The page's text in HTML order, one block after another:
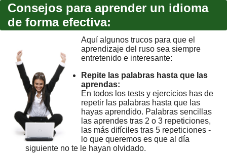
Consejos para aprender un idioma
de forma efectiva:
Aquí algunos trucos para que el
aprendizaje del ruso sea siempre
entretenido e interesante:
Repite las palabras hasta que las
aprendas:
En todos los tests y ejercicios has de
repetir las palabras hasta que las
hayas aprendido. Palabras sencillas
las aprendes tras 2 o 3 repeticiones,
las más difíciles tras 5 repeticiones -
lo que queremos es que al día
siguiente no te le hayan olvidado.